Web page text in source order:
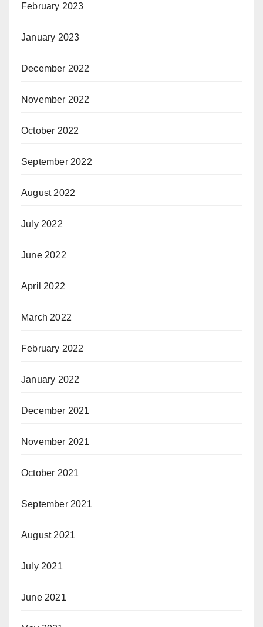
February 2023
January 2023
December 2022
November 2022
October 2022
September 2022
August 2022
July 2022
June 2022
April 2022
March 2022
February 2022
January 2022
December 2021
November 2021
October 2021
September 2021
August 2021
July 2021
June 2021